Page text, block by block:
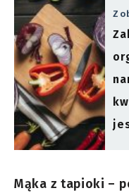
Mąka z tapioki –